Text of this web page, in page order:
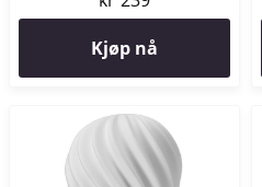
Kjøp nå